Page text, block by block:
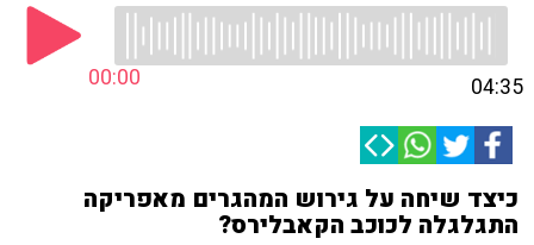
00:00 04:35
כיצד שיחה על גירוש המהגרים מאפריקה
התגלגלה לכוכב הקאבלירס?